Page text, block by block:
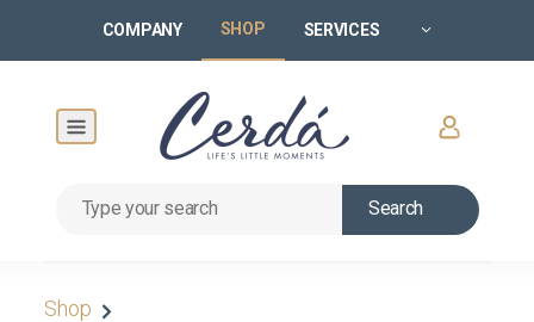
COMPANY SHOP SERVICES
Search
Shop